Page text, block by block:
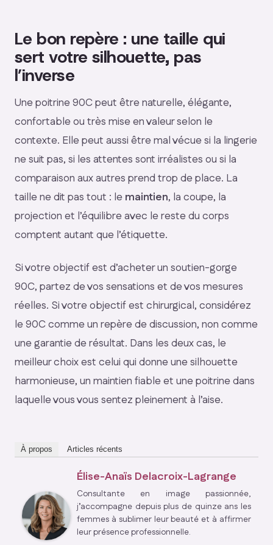
Le bon repère : une taille qui
sert votre silhouette, pas
l’inverse
Une poitrine 90C peut être naturelle, élégante,
confortable ou très mise en valeur selon le
contexte. Elle peut aussi être mal vécue si la lingerie
ne suit pas, si les attentes sont irréalistes ou si la
comparaison aux autres prend trop de place. La
taille ne dit pas tout : le maintien, la coupe, la
projection et l’équilibre avec le reste du corps
comptent autant que l’étiquette.
Si votre objectif est d’acheter un soutien-gorge
90C, partez de vos sensations et de vos mesures
réelles. Si votre objectif est chirurgical, considérez
le 90C comme un repère de discussion, non comme
une garantie de résultat. Dans les deux cas, le
meilleur choix est celui qui donne une silhouette
harmonieuse, un maintien fiable et une poitrine dans
laquelle vous vous sentez pleinement à l’aise.
À propos Articles récents
Élise-Anaïs Delacroix-Lagrange
Consultante en image passionnée,
j’accompagne depuis plus de quinze ans les
femmes à sublimer leur beauté et à affirmer
leur présence professionnelle.